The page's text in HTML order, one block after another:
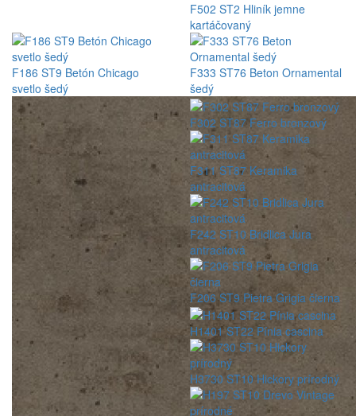
F502 ST2 Hliník jemne
kartáčovaný
F186 ST9 Betón Chicago
svetlo šedý
F333 ST76 Beton Ornamental
šedý
F302 ST87 Ferro bronzový
F311 ST87 Keramika
antracitová
F242 ST10 Bridlica Jura
antracitová
F206 ST9 Pietra Grigia čierna
H1401 ST22 Pínia cascina
H3730 ST10 Hickory prírodný